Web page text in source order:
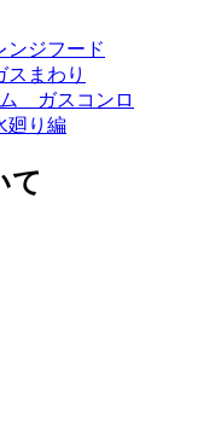
ジフード
まわり
ガスコンロ
廻り編
て